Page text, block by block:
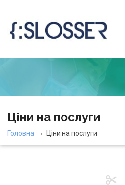
Ціни на послуги
Головна Ціни на послуги